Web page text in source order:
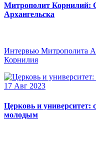
Митрополит Корнилий:
Архангельска
Интервью Митрополита
Корнилия
17 Авг 2023
Церковь и университет:
молодым